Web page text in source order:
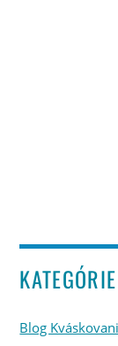
KATEGÓRIE
Blog